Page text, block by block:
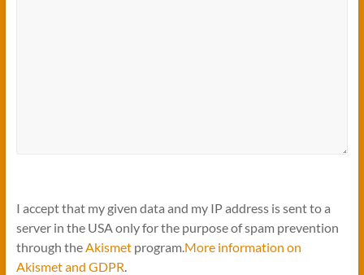
I accept that my given data and my IP address is sent to a
server in the USA only for the purpose of spam prevention
through the Akismetprogram. More information on
Akismet and GDPR